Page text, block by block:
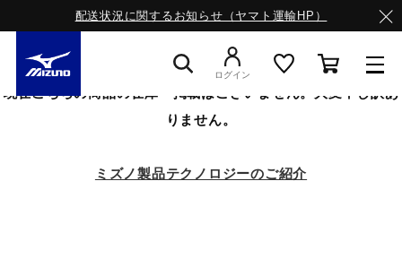
配送状況に関するお知らせ（ヤマト運輸HP）
ログイン
現在こちらの商品の在庫・掲載はございません。大変申し訳あ
りません。
ミズノ製品テクノロジーのご紹介